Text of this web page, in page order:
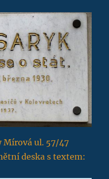
Mírová ul. 57/47
deska s textem: